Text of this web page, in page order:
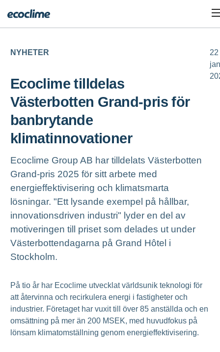
NYHETER
22
Ecoclime tilldelas
Västerbotten Grand-pris för
banbrytande
klimatinnovationer
Ecoclime Group AB har tilldelats Västerbotten
Grand-pris 2025 för sitt arbete med
energieffektivisering och klimatsmarta
lösningar. "Ett lysande exempel på hållbar,
innovationsdriven industri" lyder en del av
motiveringen till priset som delades ut under
Västerbottendagarna på Grand Hôtel i
Stockholm.
På tio år har Ecoclime utvecklat världsunik teknologi för
att återvinna och recirkulera energi i fastigheter och
industrier. Företaget har vuxit till över 85 anställda och en
omsättning på mer än 200 MSEK, med huvudfokus på
lönsam klimatomställning genom energieffektivisering.